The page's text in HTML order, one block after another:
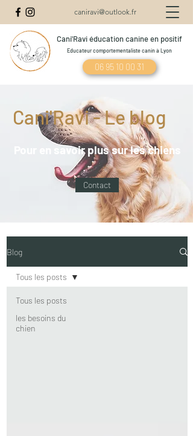
caniravi@outlook.fr
Cani'Ravi éducation canine en positif
Educateur comportementaliste canin à Lyon
06 95 10 00 31
Cani'Ravi - Le blog
Pour en savoir plus sur les chiens
Contact
Blog
Tous les posts
les besoins du
chien
Tous les posts